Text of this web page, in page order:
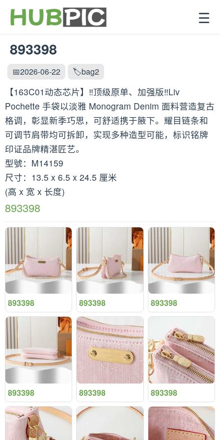
☰
893398
📅2026-06-22 🏷️bag2
【163C01动态芯片】‼️顶级原单、加强版‼️Liv
Pochette 手袋以淡雅 Monogram Denim 面料营造复古
格调，彰显新季巧思，可舒适携于腋下。耀目链条和
可调节肩带均可拆卸，实现多种造型可能，标识铭牌
印证品牌精湛匠艺。
型號：M14159
尺寸：13.5 x 6.5 x 24.5 厘米
(高 x 宽 x 长度)
893398
893398 893398 893398
893398 893398 893398